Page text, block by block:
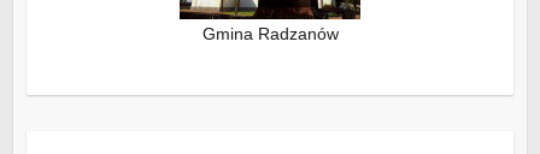
Gmina Radzanów